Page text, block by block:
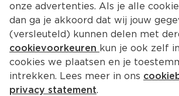
onze advertenties. Als je alle
dan ga je akkoord dat wij jouw
(versleuteld) kunnen delen met
cookievoorkeuren kun je ook zelf
cookies we plaatsen en je
intrekken. Lees meer in ons
privacy statement.